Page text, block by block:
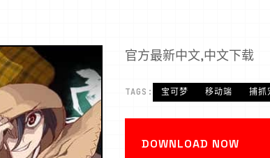
官方最新中文,中文下载
TAGS: 宝可梦 移动端 捕抓
DOWNLOAD NOW